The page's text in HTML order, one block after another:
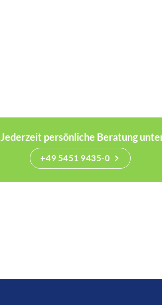
Jederzeit persönliche Beratung
+49 5451 9435-0